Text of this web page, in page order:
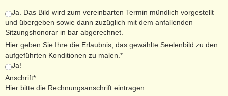
Ja. Das Bild wird zum vereinbarten Termin mündlich vorgestellt
und übergeben sowie dann zuzüglich mit dem anfallenden
Sitzungshonorar in bar abgerechnet.
Hier geben Sie Ihre die Erlaubnis, das gewählte Seelenbild zu den
aufgeführten Konditionen zu malen.*
Ja!
Anschrift*
Hier bitte die Rechnungsanschrift eintragen: